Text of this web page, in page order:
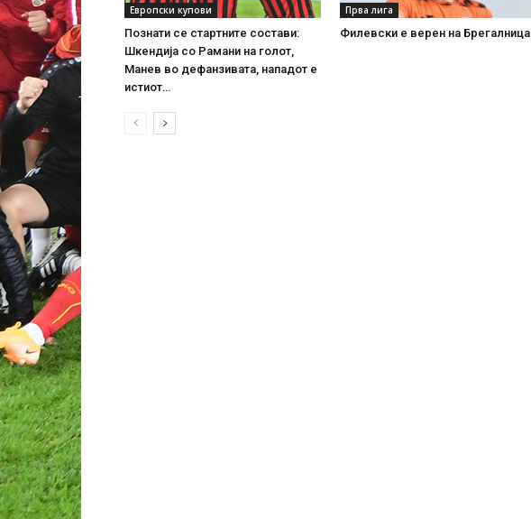
Европски купови
Познати се стартните состави:
Шкендија со Рамани на голот,
Манев во дефанзивата, нападот е
истиот…
Прва лига
Филевски е верен на Брегалница